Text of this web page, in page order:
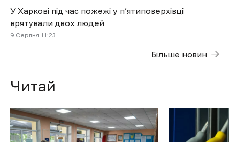
У Харкові під час пожежі у п’ятиповерхівці
врятували двох людей
9 Cерпня 11:23
Більше новин
Читай